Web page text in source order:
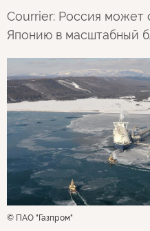
Courrier: Россия может
Японию в масштабный
© ПАО "Газпром"